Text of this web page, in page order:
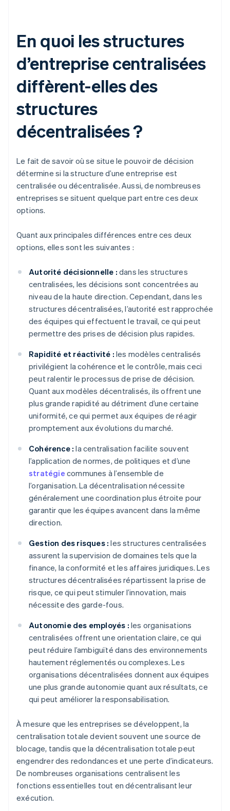
En quoi les structures
d’entreprise centralisées
diffèrent-elles des
structures
décentralisées ?
Le fait de savoir où se situe le pouvoir de décision
détermine si la structure d’une entreprise est
centralisée ou décentralisée. Aussi, de nombreuses
entreprises se situent quelque part entre ces deux
options.
Quant aux principales différences entre ces deux
options, elles sont les suivantes :
Autorité décisionnelle : dans les structures
centralisées, les décisions sont concentrées au
niveau de la haute direction. Cependant, dans les
structures décentralisées, l’autorité est rapprochée
des équipes qui effectuent le travail, ce qui peut
permettre des prises de décision plus rapides.
Rapidité et réactivité : les modèles centralisés
privilégient la cohérence et le contrôle, mais ceci
peut ralentir le processus de prise de décision.
Quant aux modèles décentralisés, ils offrent une
plus grande rapidité au détriment d’une certaine
uniformité, ce qui permet aux équipes de réagir
promptement aux évolutions du marché.
Cohérence : la centralisation facilite souvent
l’application de normes, de politiques et d’une
stratégie communes à l’ensemble de
l’organisation. La décentralisation nécessite
généralement une coordination plus étroite pour
garantir que les équipes avancent dans la même
direction.
Gestion des risques : les structures centralisées
assurent la supervision de domaines tels que la
finance, la conformité et les affaires juridiques. Les
structures décentralisées répartissent la prise de
risque, ce qui peut stimuler l’innovation, mais
nécessite des garde-fous.
Autonomie des employés : les organisations
centralisées offrent une orientation claire, ce qui
peut réduire l’ambiguïté dans des environnements
hautement réglementés ou complexes. Les
organisations décentralisées donnent aux équipes
une plus grande autonomie quant aux résultats, ce
qui peut améliorer la responsabilisation.
À mesure que les entreprises se développent, la
centralisation totale devient souvent une source de
blocage, tandis que la décentralisation totale peut
engendrer des redondances et une perte d’indicateurs.
De nombreuses organisations centralisent les
fonctions essentielles tout en décentralisant leur
exécution.